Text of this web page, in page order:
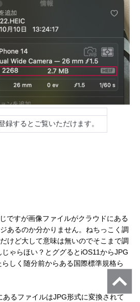
ですが画像ファイルがクラウドにある
あるのか分かりません。ねちっこく調
けど大して意味は無いのでそこまで調
ゃらほい？とググるとiOS11からJPG
しく随分前からある国際標準規格ら
あるファイルはJPG形式に変換されて